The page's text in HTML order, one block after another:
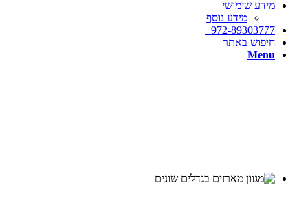
מידע שימושי
מידע נוסף
972-89303777+
חיפוש באתר
Menu